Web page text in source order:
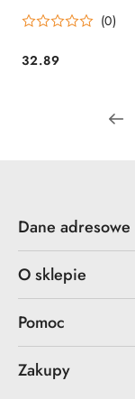
(0)
Cena:
32.89
Dane adresowe
O sklepie
Pomoc
Zakupy